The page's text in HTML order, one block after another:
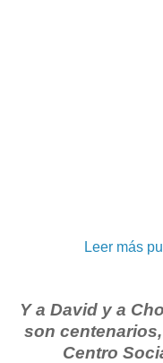
Leer más
Y a David y a
son
Centro